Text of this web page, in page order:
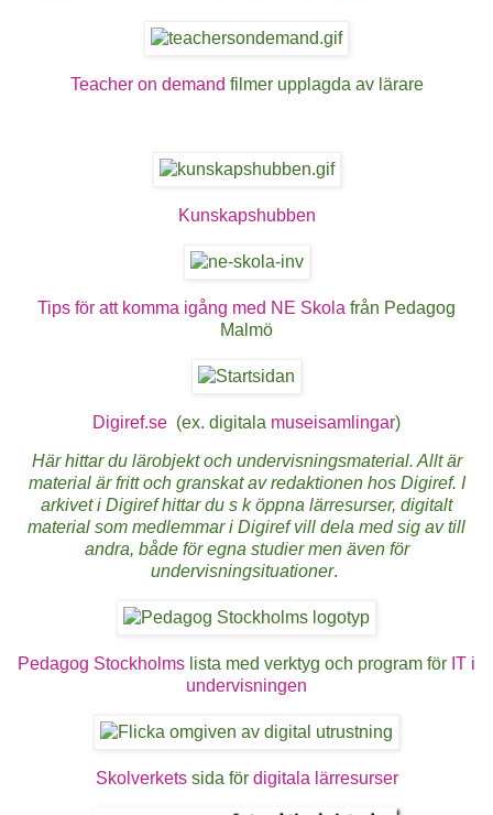
Teacher on demand filmer upplagda av lärare
Kunskapshubben
Tips för att komma igång med NE Skola från Pedagog
Malmö
Digiref.se (ex. digitala museisamlingar)
Här hittar du lärobjekt och undervisningsmaterial. Allt är
material är fritt och granskat av redaktionen hos Digiref. I
arkivet i Digiref hittar du s k öppna lärresurser, digitalt
material som medlemmar i Digiref vill dela med sig av till
andra, både för egna studier men även för
undervisningsituationer.
Pedagog Stockholms lista med verktyg och program för IT i
undervisningen
Skolverketssida för digitala lärresurser